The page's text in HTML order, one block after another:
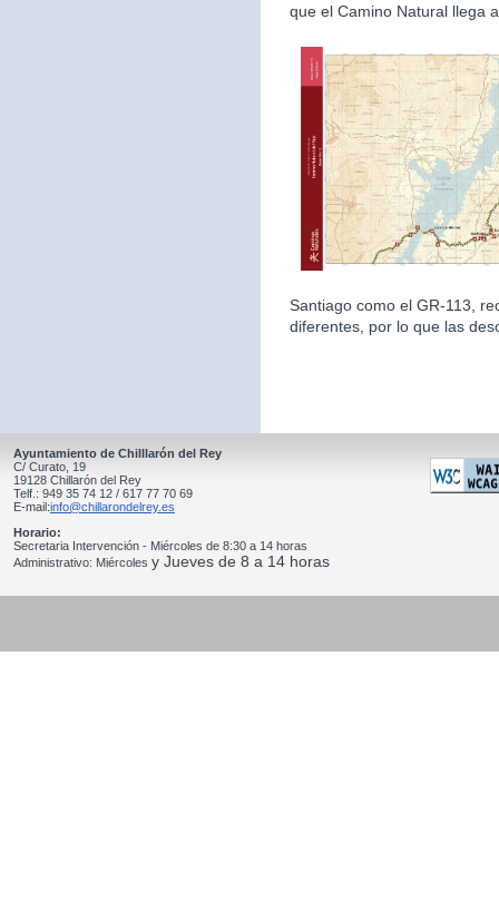
que el Camino Natural llega
Santiago como el GR-113,
diferentes, por lo que las
Ayuntamiento de Chilllarón del Rey
C/ Curato, 19
19128 Chillarón del Rey
Telf.: 949 35 74 12 / 617 77 70 69
E-mail:info@chillarondelrey.es
Horario:
Secretaria Intervención - Miércoles de 8:30 a 14 horas
Administrativo: Miércoles y Jueves de 8 a 14 horas